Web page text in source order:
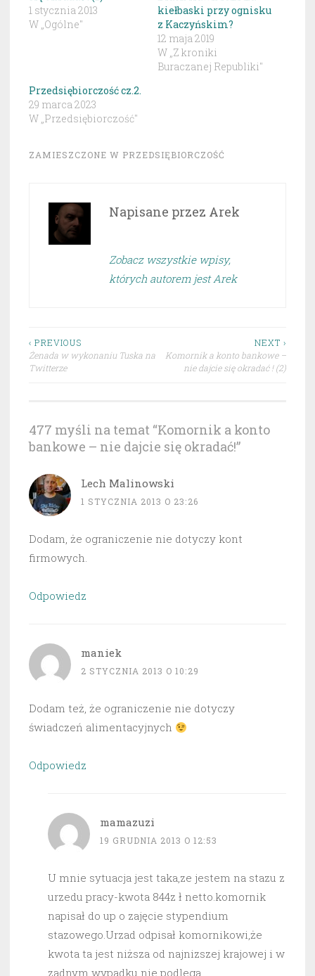
1 stycznia 2013
W „Ogólne"
kiełbaski przy ognisku
z Kaczyńskim?
12 maja 2019
W „Z kroniki
Buraczanej Republiki"
Przedsiębiorczość cz.2.
29 marca 2023
W „Przedsiębiorczość"
ZAMIESZCZONE W PRZEDSIĘBIORCZOŚĆ
Napisane przez Arek
Zobacz wszystkie wpisy,
których autorem jest Arek
Nawigacja
wpisu
‹ PREVIOUS
Żenada w wykonaniu Tuska na
Twitterze
NEXT ›
Komornik a konto bankowe –
nie dajcie się okradać ! (2)
477 myśli na temat “Komornik a konto
bankowe – nie dajcie się okradać!”
Lech Malinowski
1 STYCZNIA 2013 O 23:26
Dodam, że ograniczenie nie dotyczy kont
firmowych.
Odpowiedz
maniek
2 STYCZNIA 2013 O 10:29
Dodam też, że ograniczenie nie dotyczy
świadczeń alimentacyjnych
Odpowiedz
mamazuzi
19 GRUDNIA 2013 O 12:53
U mnie sytuacja jest taka,ze jestem na stazu z
urzedu pracy-kwota 844z ł netto.komornik
napisał do up o zajęcie stypendium
stazowego.Urzad odpisał komornikowi,że
kwota ta jest niższa od najnizszej krajowej i w
zadnym wypadku nie podlega